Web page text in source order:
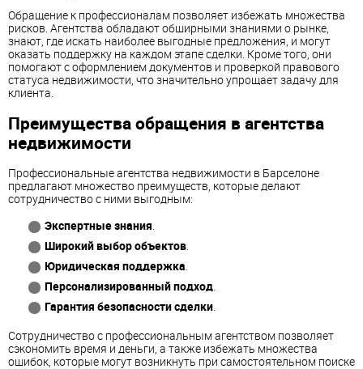
Обращение к профессионалам позволяет избежать множества
рисков. Агентства обладают обширными знаниями о рынке,
знают, где искать наиболее выгодные предложения, и могут
оказать поддержку на каждом этапе сделки. Кроме того, они
помогают с оформлением документов и проверкой правового
статуса недвижимости, что значительно упрощает задачу для
клиента.
Преимущества обращения в агентства
недвижимости
Профессиональные агентства недвижимости в Барселоне
предлагают множество преимуществ, которые делают
сотрудничество с ними выгодным:
Экспертные знания.
Широкий выбор объектов.
Юридическая поддержка.
Персонализированный подход.
Гарантия безопасности сделки.
Сотрудничество с профессиональным агентством позволяет
сэкономить время и деньги, а также избежать множества
ошибок, которые могут возникнуть при самостоятельном поиске